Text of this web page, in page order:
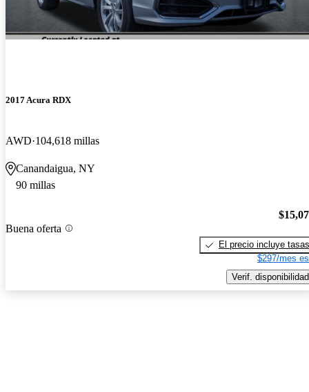
2017 Acura RDX
AWD 104,618 millas
Canandaigua, NY
90 millas
Buena oferta
El precio incluye tasas
$297/mes
Verif. disponibilidad